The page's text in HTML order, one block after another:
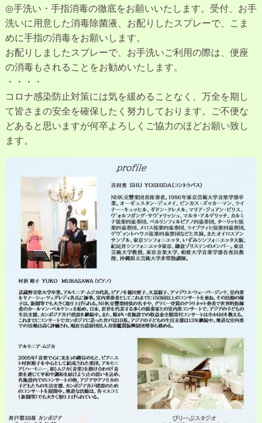
◎手洗い・手指消毒の徹底をお願いいたします。受付、お手
洗いに用意した消毒除菌液、お配りしたスプレーで、こま
めに手指の消毒をお願いします。
お配りしましたスプレーで、お手洗いご利用の際は、便座
の消毒もされることをお勧めいたします。
・・・・
コロナ感染防止対策には気を緩めることなく、万全を期し
て皆さまの安全を確保したく努力しております。ご不便な
どあると思いますが何卒よろしくご協力のほどお願い致し
ます。